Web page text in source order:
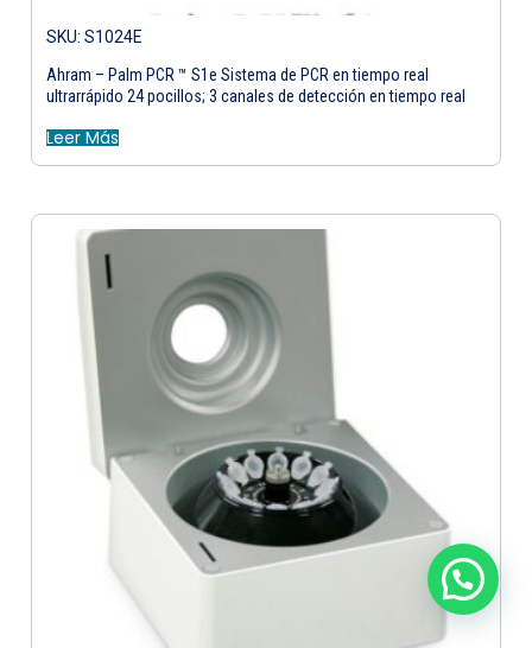
SKU: S1024E
Ahram – Palm PCR ™ S1e Sistema de PCR en tiempo real
ultrarrápido 24 pocillos; 3 canales de detección en tiempo real
Leer Más